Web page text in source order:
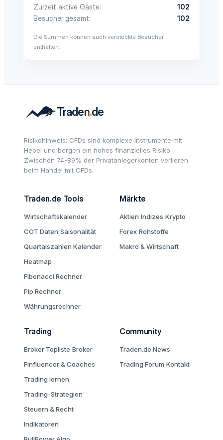
Zurzeit aktive Gäste
102
Besucher gesamt
102
Die Summen können auch versteckte Besucher
enthalten.
Risikohinweis: CFDs sind komplexe Instrumente mit
Hebel und bergen ein hohes finanzielles Risiko.
Zwischen 74-89% der Privatanlegerkonten verlieren
beim Handel mit CFDs.
Traden.de Tools
Wirtschaftskalender
COT Daten Saisonalität
Quartalszahlen Kalender
Heatmap
Fibonacci Rechner
Pip Rechner
Währungsrechner
Märkte
Aktien Indizes Krypto
Forex Rohstoffe
Makro & Wirtschaft
Trading
Broker Topliste Broker
Finfluencer & Coaches
Trading lernen
Trading-Strategien
Steuern & Recht
Indikatoren
Community
Traden.de News
Trading Forum Kontakt